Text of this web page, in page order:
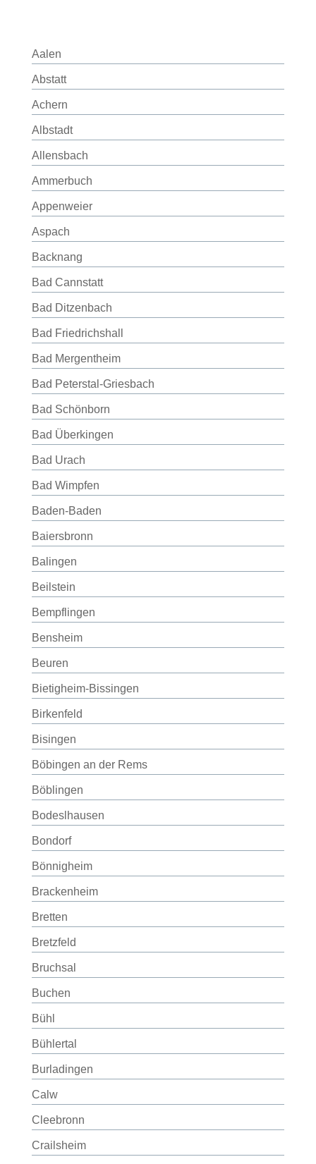
Aalen
Abstatt
Achern
Albstadt
Allensbach
Ammerbuch
Appenweier
Aspach
Backnang
Bad Cannstatt
Bad Ditzenbach
Bad Friedrichshall
Bad Mergentheim
Bad Peterstal-Griesbach
Bad Schönborn
Bad Überkingen
Bad Urach
Bad Wimpfen
Baden-Baden
Baiersbronn
Balingen
Beilstein
Bempflingen
Bensheim
Beuren
Bietigheim-Bissingen
Birkenfeld
Bisingen
Böbingen an der Rems
Böblingen
Bodeslhausen
Bondorf
Bönnigheim
Brackenheim
Bretten
Bretzfeld
Bruchsal
Buchen
Bühl
Bühlertal
Burladingen
Calw
Cleebronn
Crailsheim